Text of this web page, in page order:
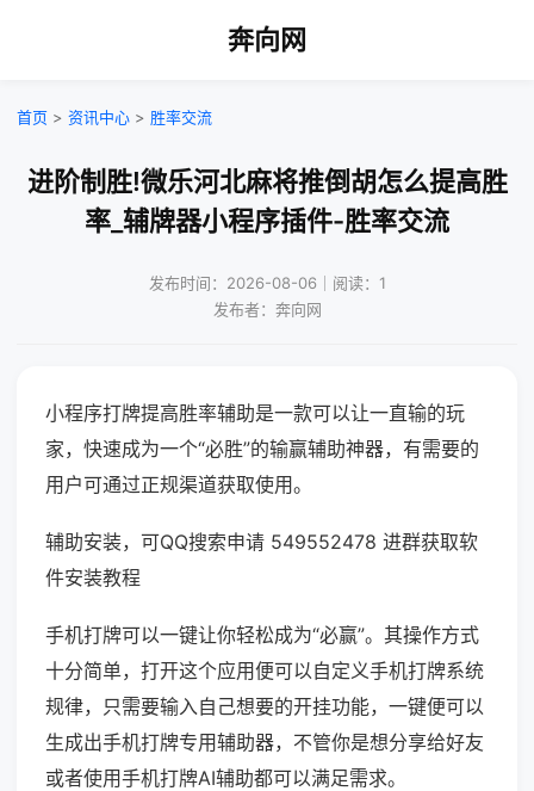
奔向网
首页 > 资讯中心 > 胜率交流
进阶制胜!微乐河北麻将推倒胡怎么提高胜
率_辅牌器小程序插件-胜率交流
发布时间：2026-08-06｜阅读：1
发布者：奔向网
小程序打牌提高胜率辅助是一款可以让一直输的玩
家，快速成为一个“必胜”的输赢辅助神器，有需要的
用户可通过正规渠道获取使用。
辅助安装，可QQ搜索申请 549552478 进群获取软
件安装教程
手机打牌可以一键让你轻松成为“必赢”。其操作方式
十分简单，打开这个应用便可以自定义手机打牌系统
规律，只需要输入自己想要的开挂功能，一键便可以
生成出手机打牌专用辅助器，不管你是想分享给好友
或者使用手机打牌AI辅助都可以满足需求。